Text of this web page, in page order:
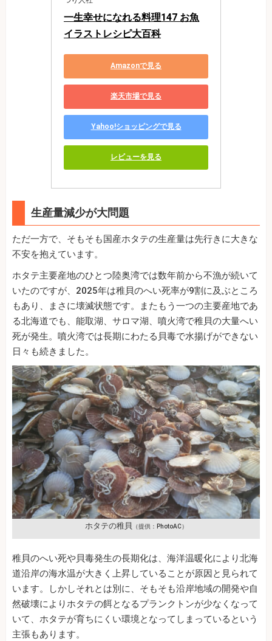
一生幸せになれる料理147 お魚
イラストレシピ大百科
Amazonで見る
楽天市場で見る
Yahoo!ショッピングで見る
レビューを見る
生産量減少が大問題
ただ一方で、そもそも国産ホタテの生産量は先行きに大きな
不安を抱えています。
ホタテ主要産地のひとつ陸奥湾では数年前から不漁が続いて
いたのですが、2025年は稚貝のへい死率が9割に及ぶところ
もあり、まさに壊滅状態です。またもう一つの主要産地であ
る北海道でも、能取湖、サロマ湖、噴火湾で稚貝の大量へい
死が発生。噴火湾では長期にわたる貝毒で水揚げができない
日々も続きました。
ホタテの稚貝 （提供：PhotoAC）
稚貝のへい死や貝毒発生の長期化は、海洋温暖化により北海
道沿岸の海水温が大きく上昇していることが原因と見られて
います。しかしそれとは別に、そもそも沿岸地域の開発や自
然破壊によりホタテの餌となるプランクトンが少なくなって
いて、ホタテが育ちにくい環境となってしまっているという
主張もあります。